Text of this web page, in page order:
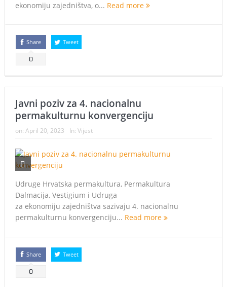
ekonomiju zajedništva, o... Read more
Share
0
Tweet
Javni poziv za 4. nacionalnu
permakulturnu konvergenciju
on: April 20, 2023 In: Vijest
Udruge Hrvatska permakultura, Permakultura
Dalmacija, Vestigium i Udruga
za ekonomiju zajedništva sazivaju 4. nacionalnu
permakulturnu konvergenciju... Read more
Share
0
Tweet